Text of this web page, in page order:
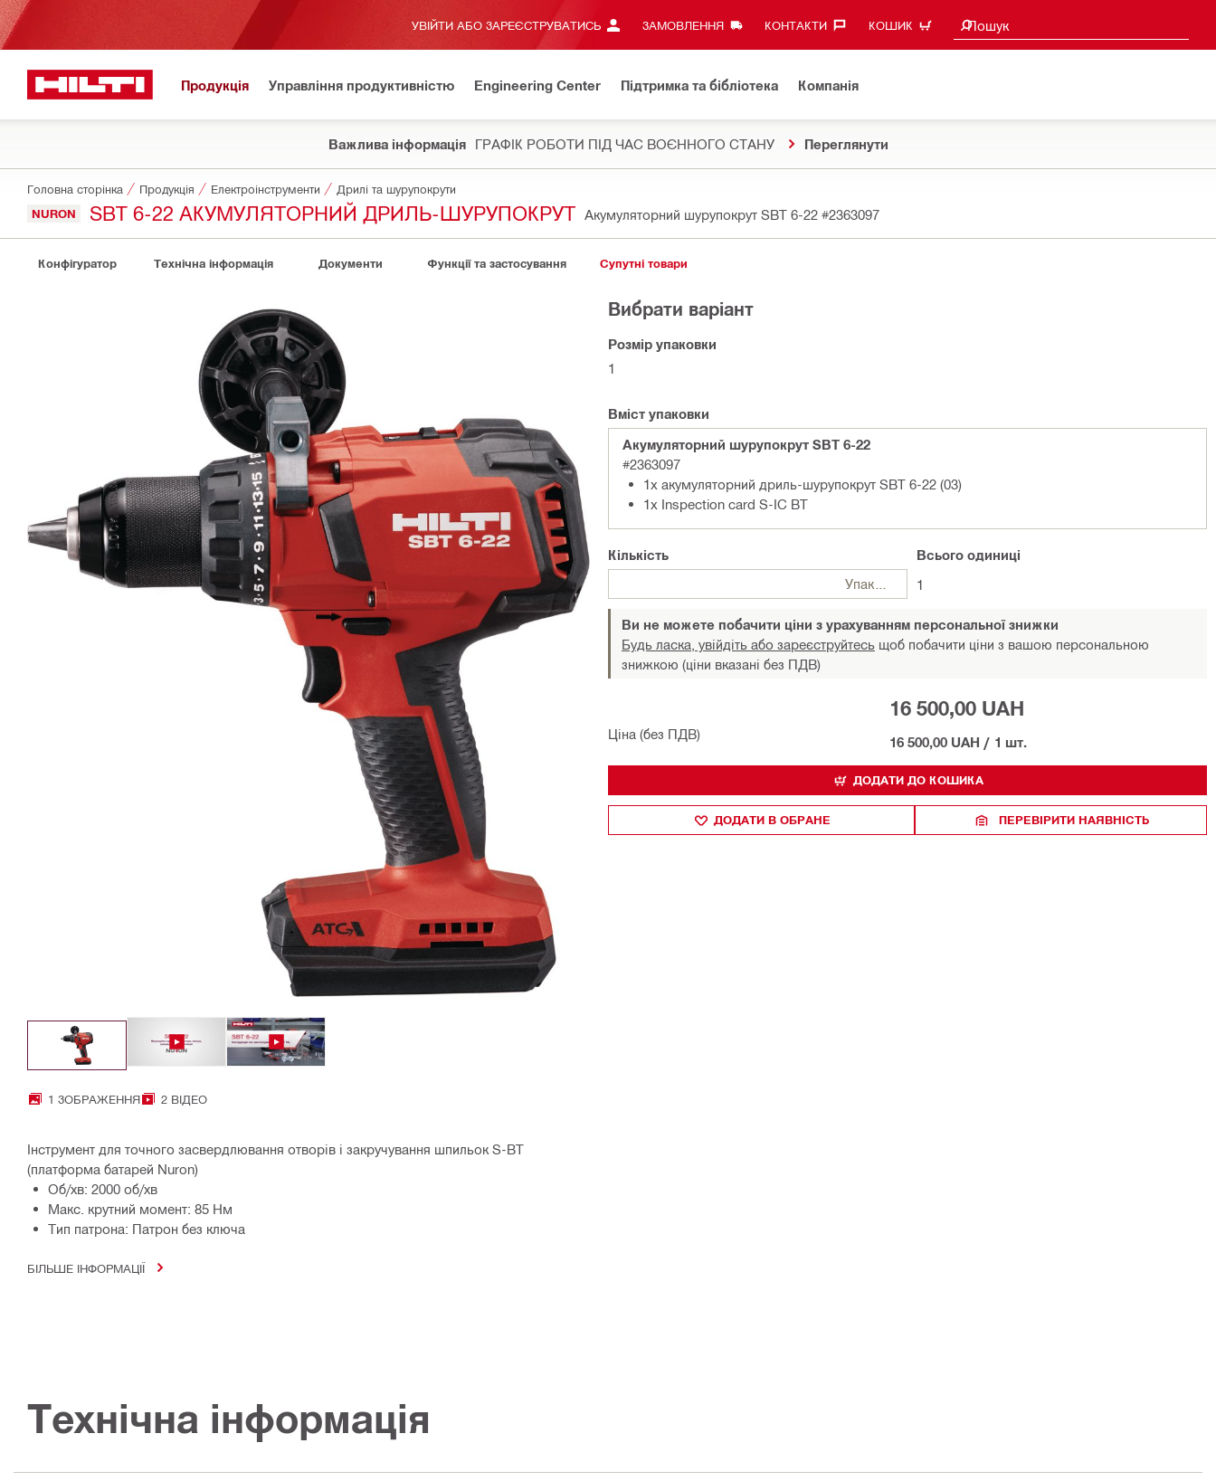
УВІЙТИ АБО ЗАРЕЄСТРУВАТИСЬ ЗАМОВЛЕННЯ КОНТАКТИ‎ КОШИК Пошук
Пошукові пропозиції
Продукція Управління продуктивністю Engineering Center Підтримка та бібліотека Компанія
Важлива інформація ГРАФІК РОБОТИ ПІД ЧАС ВОЄННОГО СТАНУ Переглянути
Головна сторінка Продукція Електроінструменти Дрилі та шурупокрути
NURON SBT 6-22 АКУМУЛЯТОРНИЙ ДРИЛЬ-ШУРУПОКРУТ Акумуляторний шурупокрут SBT 6-22 #2363097
Конфігуратор Технічна інформація Документи Функції та застосування Супутні товари
1 ЗОБРАЖЕННЯ 2 ВІДЕО
Інструмент для точного засвердлювання отворів і закручування шпильок S-BT
(платформа батарей Nuron)
Об/хв: 2000 об/хв
Макс. крутний момент: 85 Нм
Тип патрона: Патрон без ключа
БІЛЬШЕ ІНФОРМАЦІЇ
Вибрати варіант
Розмір упаковки
1
Вміст упаковки
Акумуляторний шурупокрут SBT 6-22
#2363097
1x акумуляторний дриль-шурупокрут SBT 6-22 (03)
1x Inspection card S-IC BT
Кількість
Упаковки
Всього одиниці
1
Ви не можете побачити ціни з урахуванням персональної знижки
Будь ласка, увійдіть або зареєструйтесь щоб побачити ціни з вашою персональною
знижкою (ціни вказані без ПДВ)
Ціна (без ПДВ)
16 500,00 UAH
16 500,00 UAH / 1 шт.
ДОДАТИ ДО КОШИКА
ДОДАТИ В ОБРАНЕ ПЕРЕВІРИТИ НАЯВНІСТЬ
Технічна інформація